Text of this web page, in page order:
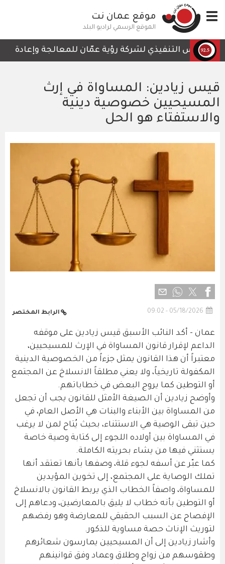
إلى
المحتوى
الرئيسي
Toggle
navigation
موقع عمان نت
الموقع الرسمي لراديو البلد
الرئيس التنفيذي لشركة رؤية عمّان للمعالجة وإعادة
قيس زيادين: المساواة في إرث
المسيحيين خصوصية دينية
والاستفتاء هو الحل
05/18/2026 - 09:02 الرابط المختصر
عمان - أكد النائب الأسبق قيس زيادين على موقفه
الداعم لإقرار قانون المساواة في الإرث للمسيحيين،
معتبراً أن هذا القانون يمثل جزءاً من الخصوصية الدينية
المكفولة تاريخياً، ولا يعني مطلقاً الانسلاخ عن المجتمع
أو التوطين كما يروج البعض في خطاباتهم.
وأوضح زيادين أن الصيغة الأمثل للقانون يجب أن تجعل
من المساواة بين الأبناء والبنات هي الأصل العام، في
حين تبقى الوصية هي الاستثناء، بحيث يُتاح لمن لا يرغب
في المساواة بين أولاده اللجوء إلى كتابة وصية خاصة
يستثني فيها من يشاء بحريته الكاملة.
كما عبّر عن أسفه لجوء قلة، وصفها بأنها تعتقد أنها
تملك الوصاية على المجتمع، إلى تخوين المؤيدين
للمساواة، واصفاً الخطاب الذي يربط القانون بالانسلاخ
أو التوطين بأنه خطاب لا يليق بالمعارضين، ودعاهم إلى
الإفصاح عن السبب الحقيقي للمعارضة وهو رفضهم
لتوريث الإناث حصة مساوية للذكور.
وأشار زيادين إلى أن المسيحيين يمارسون شعائرهم
وطقوسهم من زواج وطلاق وعماد وفق قوانينهم